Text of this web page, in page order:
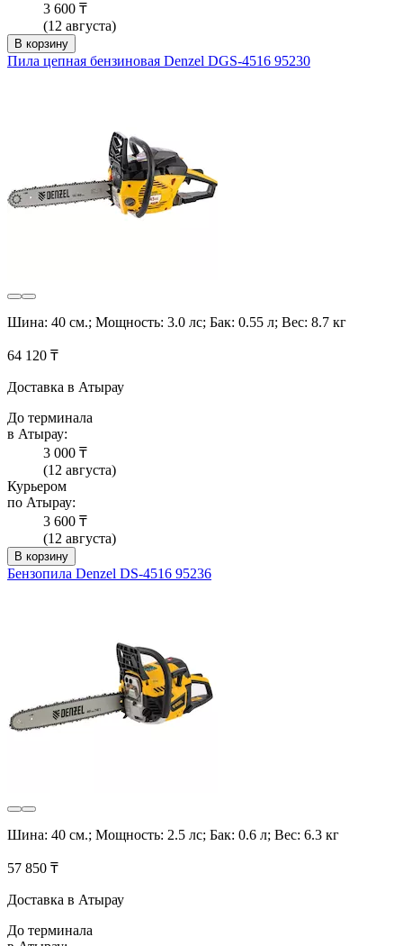
3 600 ₸
(12 августа)
В корзину
Пила цепная бензиновая Denzel DGS-4516 95230
Шина: 40 см.; Мощность: 3.0 лс; Бак: 0.55 л; Вес: 8.7 кг
64 120 ₸
Доставка в Атырау
До терминала
в Атырау:
3 000 ₸
(12 августа)
Курьером
по Атырау:
3 600 ₸
(12 августа)
В корзину
Бензопила Denzel DS-4516 95236
Шина: 40 см.; Мощность: 2.5 лс; Бак: 0.6 л; Вес: 6.3 кг
57 850 ₸
Доставка в Атырау
До терминала